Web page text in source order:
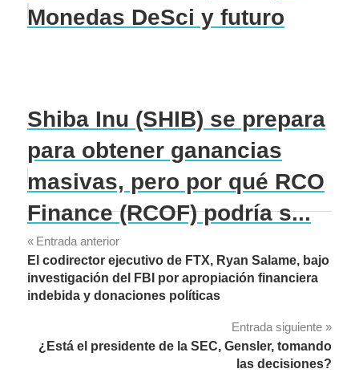
Monedas DeSci y futuro
Shiba Inu (SHIB) se prepara
para obtener ganancias
masivas, pero por qué RCO
Finance (RCOF) podría s...
Navegación
de
entradas
Entrada anterior
El codirector ejecutivo de FTX, Ryan Salame, bajo
investigación del FBI por apropiación financiera
indebida y donaciones políticas
Entrada siguiente
¿Está el presidente de la SEC, Gensler, tomando
las decisiones?